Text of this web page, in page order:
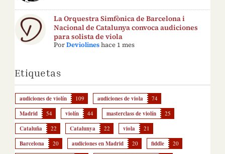
La Orquestra Simfònica de Barcelona i
Nacional de Catalunya convoca audiciones
para solista de viola
PorDeviolines hace 1 mes
Etiquetas
audiciones de violín 109 audiciones de viola 74
Madrid 54 violín 44 masterclass de violín 25
Cataluña 22 Catalunya 22 viola 21
Barcelona 20 audiciones en Madrid 20 fiddle 20